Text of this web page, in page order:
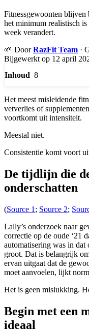
Fitnessgewoonten blijven
het minimum realistisch
week verandert.
🌱 DoorRazFit Team ·
Bijgewerkt op 12 april
Inhoud 8
Het meest misleidende
vetverlies of
voortkomt uit intensiteit.
Meestal niet.
Consistentie komt voort
De tijdlijn die
onderschatten
(Source 1 ; Source 2;
Lally’s onderzoek naar
correctie op de oude ‘21
automatisering was in dat
groot. Dat is belangrijk
ervan uitgaat dat de
moet aanvoelen, lijkt
Het is geen mislukking.
Begin met een
ideaal